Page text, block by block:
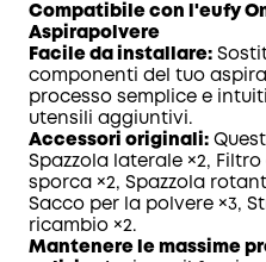
di sconto
Codice:
Compatibile con l'eufy
Aspirapolvere
Facile da installare:
componenti del tuo
processo semplice e
utensili aggiuntivi.
Accessori originali:
Spazzola laterale ×2,
sporca ×2, Spazzola
Sacco per la polvere ×3,
ricambio ×2.
Mantenere le massime